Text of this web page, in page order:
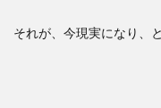
それが、今現実になり、